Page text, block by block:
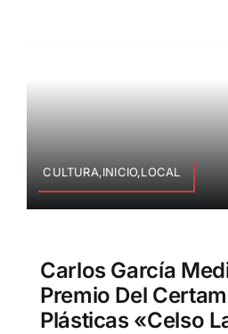
CULTURA,INICIO,LOCAL
Carlos García
Premio Del
Plásticas «Celso